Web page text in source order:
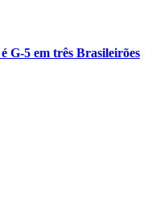
G-5 em três Brasileirões